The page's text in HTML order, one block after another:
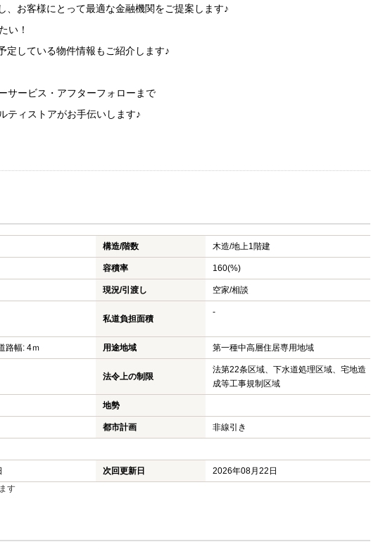
、お客様にとって最適な金融機関をご提案します♪
い！
定している物件情報もご紹介します♪
サービス・アフターフォローまで
ティストアがお手伝いします♪
構造/階数 木造/地上1階建
容積率 160(%)
現況/引渡し 空家/相談
私道負担面積
-
路幅: 4ｍ 用途地域 第一種中高層住居専用地域
法令上の制限
法第22条区域、下水道処理区域、宅地造
成等工事規制区域
地勢
都市計画 非線引き
次回更新日
2026年08月22日
す